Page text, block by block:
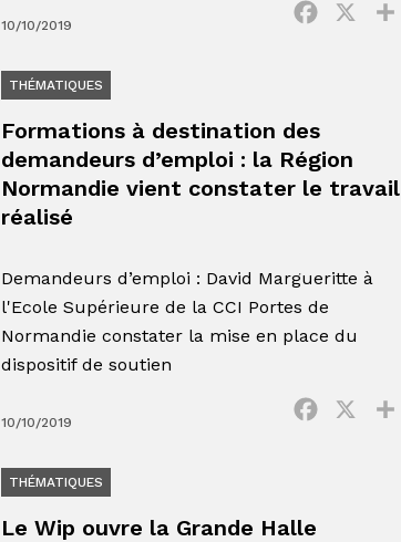
10/10/2019
Facebook
THÉMATIQUES
Formations à destination des
demandeurs d’emploi : la Région
Normandie vient constater le travail
réalisé
Demandeurs d’emploi : David Margueritte à
l'Ecole Supérieure de la CCI Portes de
Normandie constater la mise en place du
dispositif de soutien
10/10/2019
Facebook
THÉMATIQUES
Le Wip ouvre la Grande Halle